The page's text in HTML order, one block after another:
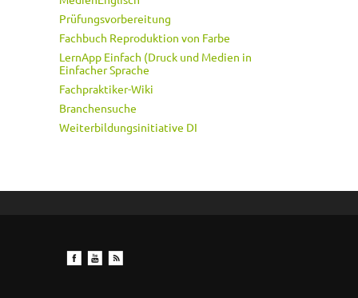
Prüfungsvorbereitung
Fachbuch Reproduktion von Farbe
LernApp Einfach (Druck und Medien in
Einfacher Sprache
Fachpraktiker-Wiki
Branchensuche
Weiterbildungsinitiative DI